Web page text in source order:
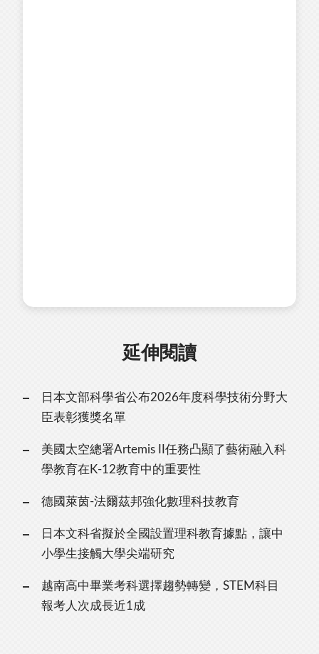
延伸閱讀
日本文部科學省公布2026年度科學技術分野大
臣表彰獲獎名單
美國太空總署Artemis II任務凸顯了藝術融入科
學教育在K-12教育中的重要性
德國萊茵-法爾茲邦強化數理科技教育
日本文科省擬於全國設置理科教育據點，讓中
小學生接觸大學尖端研究
越南高中畢業考科選擇趨勢轉變，STEM科目
報考人次成長近1成